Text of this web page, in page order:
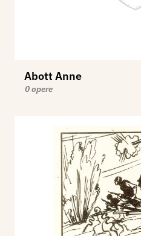
Abott Anne
0 opere